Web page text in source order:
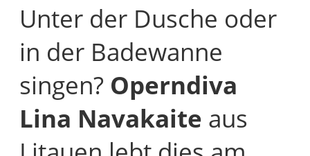
Unter der Dusche oder
in der Badewanne
singen? Operndiva
Lina Navakaite aus